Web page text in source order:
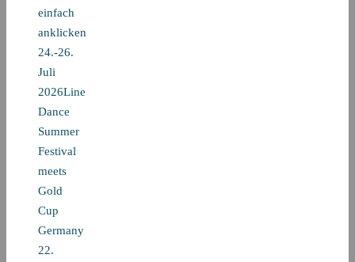
einfach
anklicken
24.-26.
Juli
2026Line
Dance
Summer
Festival
meets
Gold
Cup
Germany
22.